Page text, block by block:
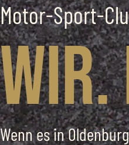
Motor-Sport-
Wenn es in